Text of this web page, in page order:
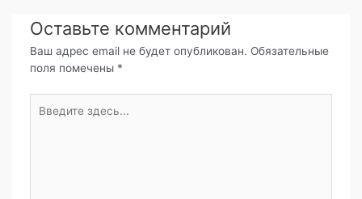
c
e
o
itt
er
e
gr
m
at
s
п
р
Оставьте комментарий
Ваш адрес email не будет опубликован. Обязательные
поля помечены *
здесь...